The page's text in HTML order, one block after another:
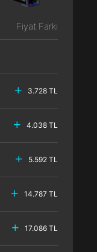
Fiyat Farkı
3.728 TL
4.038 TL
5.592 TL
14.787 TL
17.086 TL